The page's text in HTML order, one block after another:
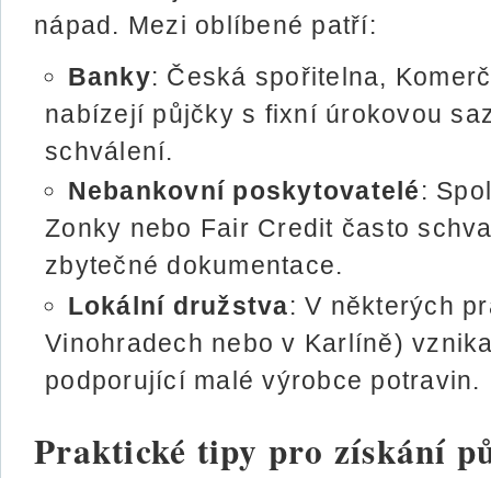
nápad. Mezi oblíbené patří:
Banky: Česká spořitelna,
nabízejí půjčky s fixní úrokovou
schválení.
Nebankovní poskytovatelé:
Zonky nebo Fair Credit často
zbytečné dokumentace.
Lokální družstva: V některých
Vinohradech nebo v Karlíně)
podporující malé výrobce potravin.
Praktické tipy pro získání